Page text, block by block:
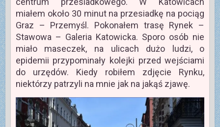
miałem około 30 minut na przesiadkę na pociąg
Graz – Przemyśl. Pokonałem trasę Rynek –
Stawowa – Galeria Katowicka. Sporo osób nie
miało maseczek, na ulicach dużo ludzi, o
epidemii przypominały kolejki przed wejściami
do urzędów. Kiedy robiłem zdjęcie Rynku,
niektórzy patrzyli na mnie jak na jakąś zjawę.